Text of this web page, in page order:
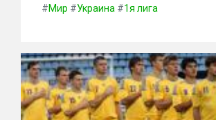
#Мир #Украина #1я лига